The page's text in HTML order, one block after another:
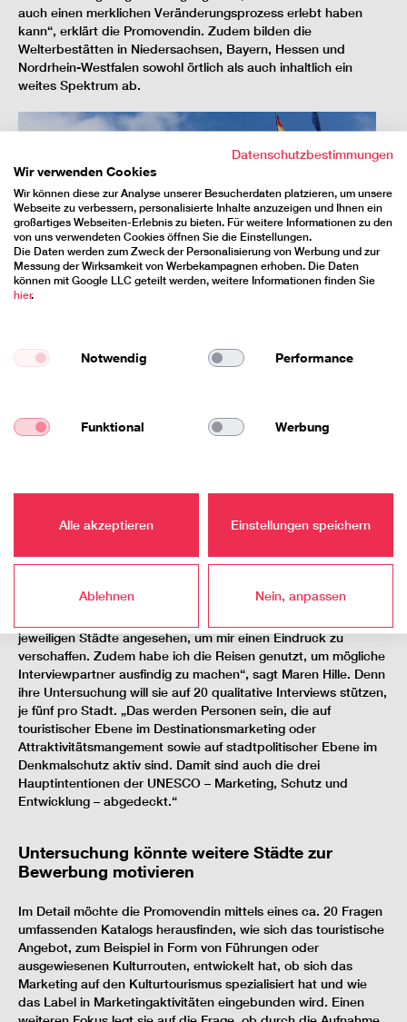
auch einen merklichen Veränderungsprozess erlebt haben
kann“, erklärt die Promovendin. Zudem bilden die
Welterbestätten in Niedersachsen, Bayern, Hessen und
Nordrhein-Westfalen sowohl örtlich als auch inhaltlich ein
weites Spektrum ab.
DasFagus-Werk
in Alfeld, eine 1911 erbaute
Schuhleistenfabrik, ist das Erstlingswerk von Walther Gropius
Bayreuth durch sein rund 275 Jahre altes, original erhaltenes
Logenhaus mit dekorativen Elementen“, zeigt Maren Hille den
funktionierendes Wassersystem bestaunt werden und das
vom Benediktinerkloster zu einem politischen Zentrum
angesprochen.“
Bis auf das Opernhaus in Bayreuth habe sie alle Orte bereits
jeweiligen Städte angesehen, um mir einen Eindruck zu
verschaffen. Zudem habe ich die Reisen genutzt, um mögliche
Interviewpartner ausfindig zu machen“, sagt Maren Hille. Denn
ihre Untersuchung will sie auf 20 qualitative Interviews stützen,
je fünf pro Stadt. „Das werden Personen sein, die auf
touristischer Ebene im Destinationsmarketing oder
Attraktivitätsmangement sowie auf stadtpolitischer Ebene im
Denkmalschutz aktiv sind. Damit sind auch die drei
Hauptintentionen der UNESCO – Marketing, Schutz und
Entwicklung – abgedeckt.“
Untersuchung könnte weitere Städte zur
Bewerbung motivieren
Im Detail möchte die Promovendin mittels eines ca. 20 Fragen
umfassenden Katalogs herausfinden, wie sich das touristische
Angebot, zum Beispiel in Form von Führungen oder
ausgewiesenen Kulturrouten, entwickelt hat, ob sich das
Marketing auf den Kulturtourismus spezialisiert hat und wie
das Label in Marketingaktivitäten eingebunden wird. Einen
Datenschutzbestimmungen
Wir verwenden Cookies
Wir können diese zur Analyse unserer Besucherdaten platzieren, um unsere
Webseite zu verbessern, personalisierte Inhalte anzuzeigen und Ihnen ein
großartiges Webseiten-Erlebnis zu bieten. Für weitere Informationen zu den
von uns verwendeten Cookies öffnen Sie die Einstellungen.
Die Daten werden zum Zweck der Personalisierung von Werbung und zur
Messung der Wirksamkeit von Werbekampagnen erhoben. Die Daten
können mit Google LLC geteilt werden, weitere Informationen finden Sie
hier.
Notwendig Performance
Funktional Werbung
Alle akzeptieren Einstellungen speichern
Ablehnen Nein, anpassen